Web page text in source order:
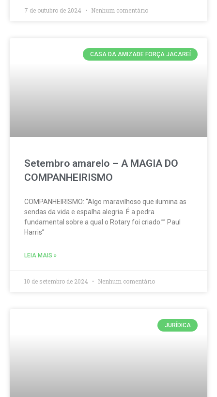
7 de outubro de 2024 Nenhum comentário
CASA DA AMIZADE FORÇA JACAREÍ
Setembro amarelo – A MAGIA DO
COMPANHEIRISMO
COMPANHEIRISMO: “Algo maravilhoso que ilumina as
sendas da vida e espalha alegria. É a pedra
fundamental sobre a qual o Rotary foi criado.”” Paul
Harris”
LEIA MAIS »
10 de setembro de 2024 Nenhum comentário
JURÍDICA